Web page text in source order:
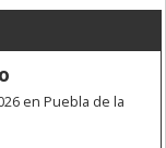
en Puebla de la